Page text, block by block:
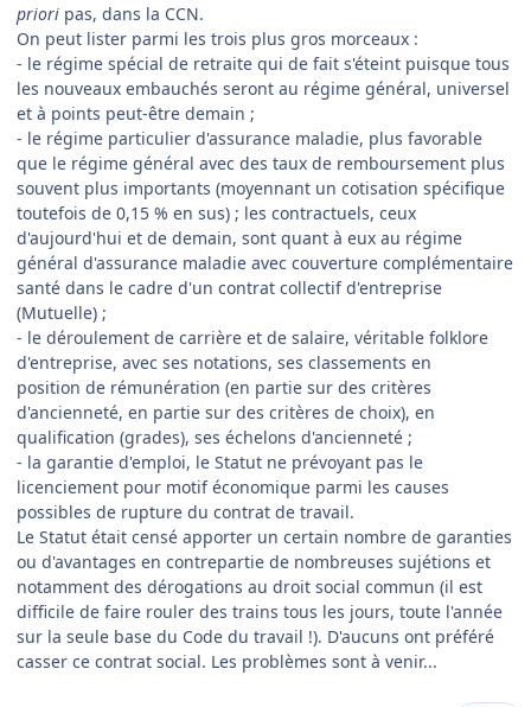
priori pas, dans la CCN.
On peut lister parmi les trois plus gros morceaux :
- le régime spécial de retraite qui de fait s'éteint puisque tous
les nouveaux embauchés seront au régime général, universel
et à points peut-être demain ;
- le régime particulier d'assurance maladie, plus favorable
que le régime général avec des taux de remboursement plus
souvent plus importants (moyennant un cotisation spécifique
toutefois de 0,15 % en sus) ; les contractuels, ceux
d'aujourd'hui et de demain, sont quant à eux au régime
général d'assurance maladie avec couverture complémentaire
santé dans le cadre d'un contrat collectif d'entreprise
(Mutuelle) ;
- le déroulement de carrière et de salaire, véritable folklore
d'entreprise, avec ses notations, ses classements en
position de rémunération (en partie sur des critères
d'ancienneté, en partie sur des critères de choix), en
qualification (grades), ses échelons d'ancienneté ;
- la garantie d'emploi, le Statut ne prévoyant pas le
licenciement pour motif économique parmi les causes
possibles de rupture du contrat de travail.
Le Statut était censé apporter un certain nombre de garanties
ou d'avantages en contrepartie de nombreuses sujétions et
notamment des dérogations au droit social commun (il est
difficile de faire rouler des trains tous les jours, toute l'année
sur la seule base du Code du travail !). D'aucuns ont préféré
casser ce contrat social. Les problèmes sont à venir...